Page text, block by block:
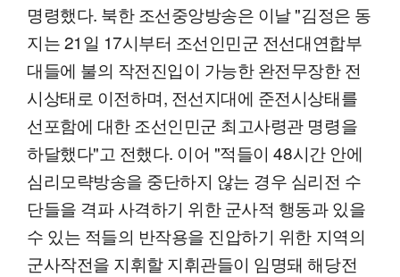
명령했다. 북한 조선중앙방송은 이날 "김정은 동
지는 21일 17시부터 조선인민군 전선대연합부
대들에 불의 작전진입이 가능한 완전무장한 전
시상태로 이전하며, 전선지대에 준전시상태를
선포함에 대한 조선인민군 최고사령관 명령을
하달했다"고 전했다. 이어 "적들이 48시간 안에
심리모략방송을 중단하지 않는 경우 심리전 수
단들을 격파 사격하기 위한 군사적 행동과 있을
수 있는 적들의 반작용을 진압하기 위한 지역의
군사작전을 지휘할 지휘관들이 임명돼 해당전